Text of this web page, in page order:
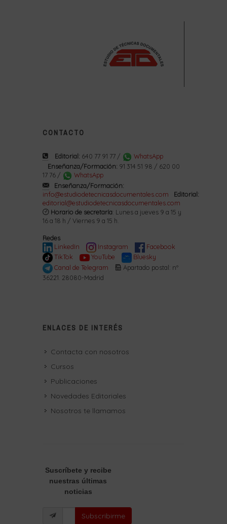
CONTACTO
Editorial: 640 77 91 77 /
WhatsApp
Enseñanza/Formación: 91 314 51 98 / 620 00
17 76 /
WhatsApp
Enseñanza/Formación:
info@estudiodetecnicasdocumentales.com
Editorial:
editorial@estudiodetecnicasdocumentales.com
Horario de secretaría: Lunes a jueves 9 a 15 y
16 a 18 h / Viernes 9 a 15 h.
Redes
LinkedIn
Instagram
Facebook
TikTok
YouTube
Bluesky
Canal de Telegram
Apartado postal: nº
36221. 28080-Madrid
ENLACES DE INTERÉS
Contacta con nosotros
Cursos
Publicaciones
Novedades Editoriales
Nosotros te llamamos
Suscríbete y recibe
nuestras últimas
noticias
Subscribirme